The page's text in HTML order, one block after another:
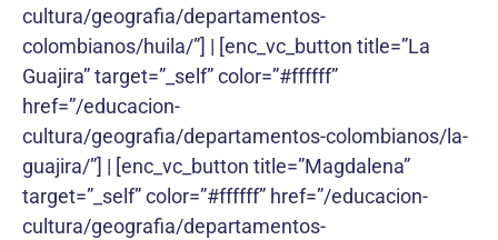
cultura/geografia/departamentos-
colombianos/huila/”] | [enc_vc_button title=”La
Guajira” target=”_self” color=”#ffffff”
href=”/educacion-
cultura/geografia/departamentos-colombianos/la-
guajira/”] | [enc_vc_button title=”Magdalena”
target=”_self” color=”#ffffff” href=”/educacion-
cultura/geografia/departamentos-